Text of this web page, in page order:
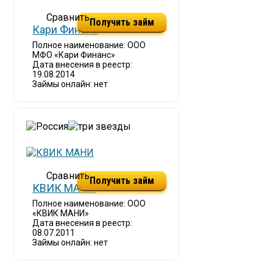
Кари Финанс
Полное наименование: ООО
МФО «Кари Финанс»
Дата внесения в реестр:
19.08.2014
Займы онлайн: нет
Получить займ
КВИК МАНИ
Полное наименование: ООО
«КВИК МАНИ»
Дата внесения в реестр:
08.07.2011
Займы онлайн: нет
Получить займ